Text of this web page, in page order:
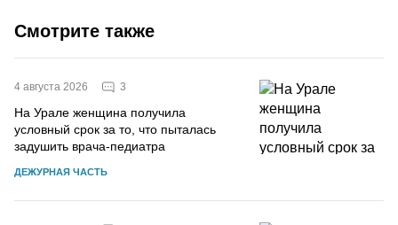
Смотрите также
4 августа 2026 3
На Урале женщина получила
условный срок за то, что пыталась
задушить врача-педиатра
ДЕЖУРНАЯ ЧАСТЬ